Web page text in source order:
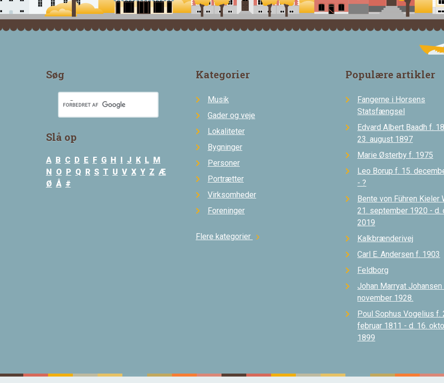
Søg
Slå op
A B C D E F G H I J K L M
N O P Q R S T U V X Y Z Æ
Ø Å #
Kategorier
Musik
Gader og veje
Lokaliteter
Bygninger
Personer
Portrætter
Virksomheder
Foreninger
Flere kategorier chevron_right
Populære artikler
Fangerne i Horsens
Statsfængsel
Edvard Albert Baadh f.
23. august 1897
Marie Østerby f. 1975
Leo Borup f. 15.
- ?
Bente von Führen Kieler
21. september 1920 - d.
2019
Kalkbrænderivej
Carl E. Andersen f. 1903
Feldborg
Johan Marryat Johansen
november 1928.
Poul Sophus Vogelius f.
februar 1811 - d. 16.
1899